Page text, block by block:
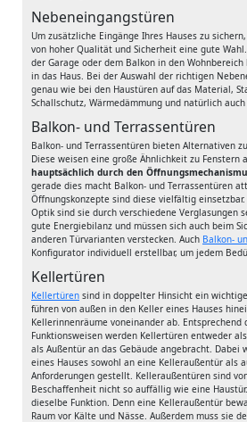
Nebeneingangstüren
Um zusätzliche Eingänge Ihres Hauses zu
von hoher Qualität und Sicherheit eine gute
der Garage oder dem Balkon in den
in das Haus. Bei der Auswahl der richtigen
genau wie bei den Haustüren auf das Material,
Schallschutz, Wärmedämmung und natürlich
Balkon- und Terrassentüren
Balkon- und Terrassentüren bieten Alternativen
Diese weisen eine große Ähnlichkeit zu Fenstern
hauptsächlich durch den
gerade dies macht Balkon- und Terrassentüren
Öffnungskonzepte sind diese vielfältig
Optik sind sie durch verschiedene Verglasungen
gute Energiebilanz und müssen sich auch beim
anderen Türvarianten verstecken. Auch Balkon-
Konfigurator individuell erstellbar, um jedem
Kellertüren
Kellertüren sind in doppelter Hinsicht ein
führen von außen in den Keller eines Hauses
Kellerinnenräume voneinander ab.
Funktionsweisen werden Kellertüren entweder
als Außentür an das Gebäude angebracht. Dabei
eines Hauses sowohl an eine Kelleraußentür als
Anforderungen gestellt. Kelleraußentüren sind
Beschaffenheit nicht so auffällig wie eine
dieselbe Funktion. Denn eine Kelleraußentür
Raum vor Kälte und Nässe. Außerdem muss sie